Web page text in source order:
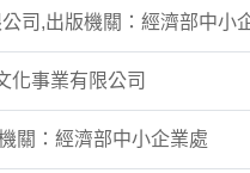
司,出版機關：經濟部中小
化事業有限公司
關：經濟部中小企業處